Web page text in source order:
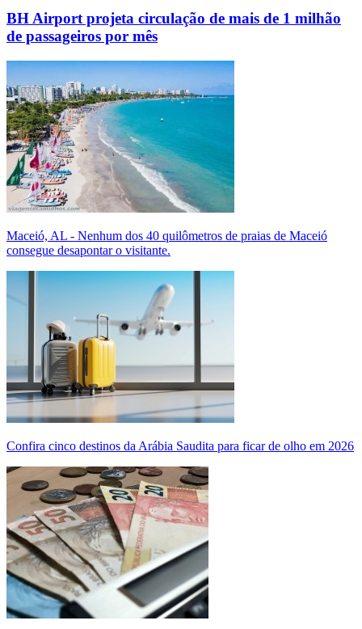
BH Airport projeta circulação de mais de 1 milhão
de passageiros por mês
Maceió, AL - Nenhum dos 40 quilômetros de praias de Maceió
consegue desapontar o visitante.
Confira cinco destinos da Arábia Saudita para ficar de olho em 2026